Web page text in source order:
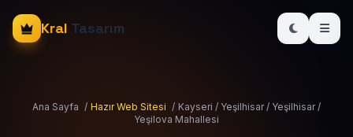
Kral Tasarım
Ana Sayfa / Hazır Web Sitesi / Kayseri / Yeşilhisar / Yeşilhisar /
Yeşilova Mahallesi